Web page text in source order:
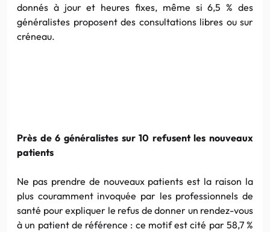
donnés à jour et heures fixes, même si 6,5 % des
généralistes proposent des consultations libres ou sur
créneau.
Près de 6 généralistes sur 10 refusent les nouveaux
patients
Ne pas prendre de nouveaux patients est la raison la
plus couramment invoquée par les professionnels de
santé pour expliquer le refus de donner un rendez-vous
à un patient de référence : ce motif est cité par 58,7 %